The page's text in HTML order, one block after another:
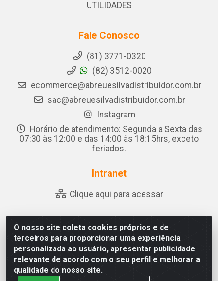
O nosso site coleta cookies próprios e de
terceiros para proporcionar uma experiência
personalizada ao usuário, apresentar publicidade
relevante de acordo com o seu perfil e melhorar a
qualidade do nosso site.
UTILIDADES
Fale Conosco
(81) 3771-0320
(82) 3512-0020
ecommerce@abreuesilvadistribuidor.com.br
sac@abreuesilvadistribuidor.com.br
Instagram
Horário de atendimento: Segunda a Sexta das
07:30 às 12:00 e das 14:00 às 18:15hrs, exceto
feriados.
Intranet
Clique aqui para acessar
Abreu & Silva - Rua Padre Jose de Souza Leite, 265 - Ariado,
Olho D'Água das Flores/AL - CEP 57.442-000 - CNPJ
04.790.656/0001-06